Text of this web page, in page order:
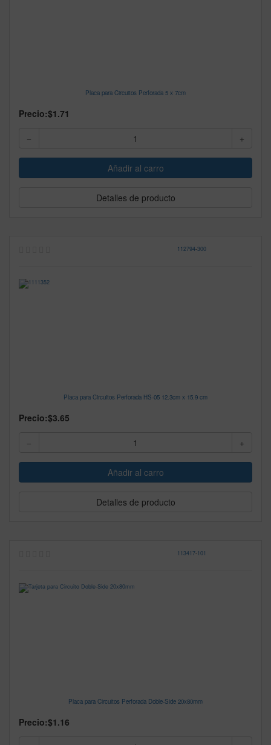
Placa para Circuitos Perforada 5 x 7cm
Precio:$1.71
Detalles de producto
112794-300
Placa para Circuitos Perforada HS-05 12.3cm x 15.9 cm
Precio:$3.65
Detalles de producto
113417-101
Placa para Circuitos Perforada Doble-Side 20x80mm
Precio:$1.16